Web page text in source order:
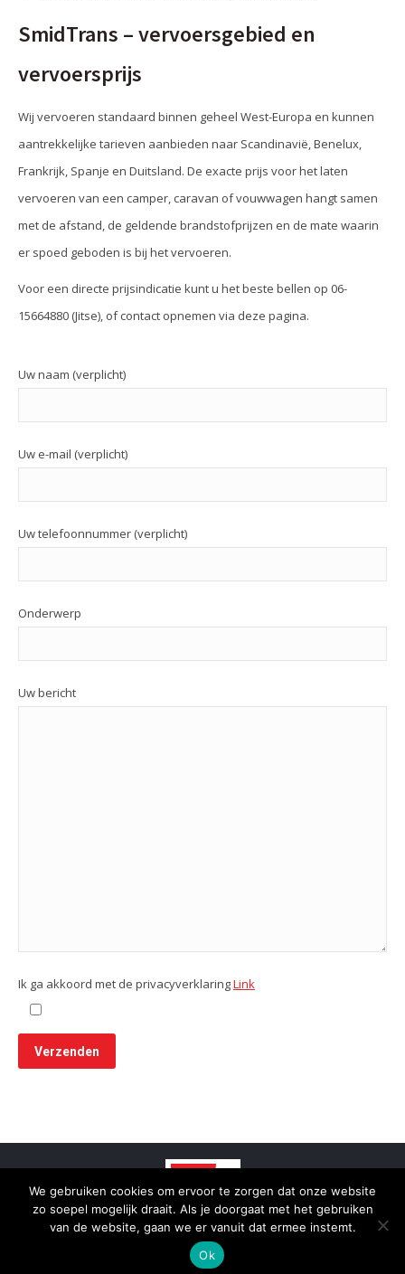
SmidTrans – vervoersgebied en
vervoersprijs
Wij vervoeren standaard binnen geheel West-Europa en kunnen
aantrekkelijke tarieven aanbieden naar Scandinavië, Benelux,
Frankrijk, Spanje en Duitsland. De exacte prijs voor het laten
vervoeren van een camper, caravan of vouwwagen hangt samen
met de afstand, de geldende brandstofprijzen en de mate waarin
er spoed geboden is bij het vervoeren.
Voor een directe prijsindicatie kunt u het beste bellen op 06-
15664880 (Jitse), of contact opnemen via deze pagina.
Uw naam (verplicht)
Uw e-mail (verplicht)
Uw telefoonnummer (verplicht)
Onderwerp
Uw bericht
Ik ga akkoord met de privacyverklaringLink
© 2025 - SmidTrans - Koerier Groningen
Bottom menu
We gebruiken cookies om ervoor te zorgen dat onze website
zo soepel mogelijk draait. Als je doorgaat met het gebruiken
van de website, gaan we er vanuit dat ermee instemt.
Ok